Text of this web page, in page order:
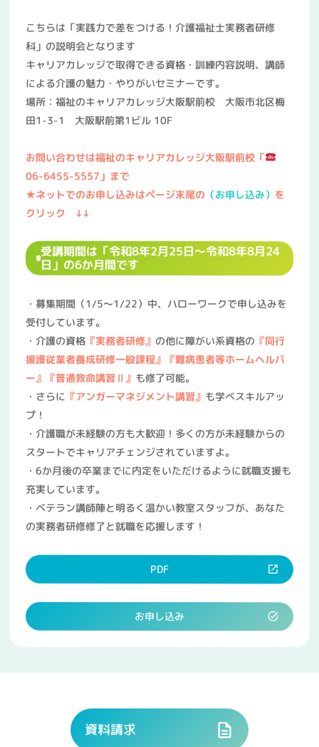
こちらは「実践力で差をつける！介護福祉士実務者研修
科」の説明会となります
キャリアカレッジで取得できる資格・訓練内容説明、講師
による介護の魅力・やりがいセミナーです。
場所：福祉のキャリアカレッジ大阪駅前校 大阪市北区梅
田1-3-1 大阪駅前第1ビル 10F
お問い合わせは福祉のキャリアカレッジ大阪駅前校「
06-6455-5557」まで
★ネットでのお申し込みはページ末尾の （お申し込み） を
クリック ↓↓
受講期間は「令和8年2月25日～令和8年8月24
日」の6か月間です
・募集期間（1/5～1/22）中、ハローワークで申し込みを
受付しています。
・介護の資格『実務者研修』 の他に障がい系資格の 『同行
援護従業者養成研修一般課程』 『難病患者等ホームヘルパ
ー』 『普通救命講習Ⅱ』 も修了可能。
・さらに 『アンガーマネジメント講習』 も学べスキルアッ
プ！
・介護職が未経験の方も大歓迎！多くの方が未経験からの
スタートでキャリアチェンジされていますよ。
・6か月後の卒業までに内定をいただけるように就職支援も
充実しています。
・ベテラン講師陣と明るく温かい教室スタッフが、あなた
の実務者研修修了と就職を応援します！
PDF
お申し込み
資料請求